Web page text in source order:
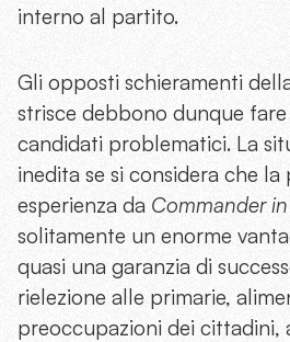
interno al partito.
Gli opposti schieramenti
strisce debbono dunque
candidati problematici. La
inedita se si considera che la
esperienza da Commander
solitamente un enorme
quasi una garanzia di
rielezione alle primarie,
preoccupazioni dei cittadini,